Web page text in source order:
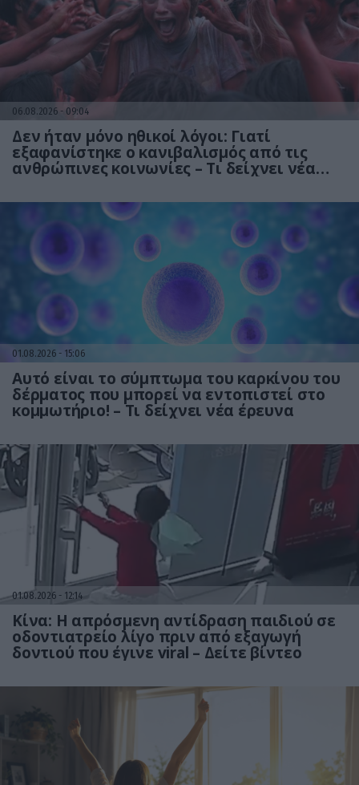
06.08.2026 09:04
Δεν ήταν μόνο ηθικοί λόγοι: Γιατί
εξαφανίστηκε ο κανιβαλισμός από τις
ανθρώπινες κοινωνίες – Τι δείχνει νέα
01.08.2026 15:06
Αυτό είναι το σύμπτωμα του καρκίνου του
δέρματος που μπορεί να εντοπιστεί στο
κομμωτήριο! – Τι δείχνει νέα έρευνα
01.08.2026 12:14
Κίνα: Η απρόσμενη αντίδραση παιδιού σε
οδοντιατρείο λίγο πριν από εξαγωγή
δοντιού που έγινε viral – Δείτε βίντεο